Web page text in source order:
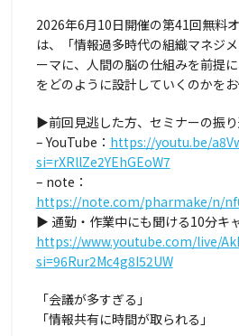
2026年6月10日開催の第41回無料
は、「情報過多時代の組織マネジ
ーマに、人間の脳の仕組みを前提
をどのように設計していくのかをお
▶前回見逃した方、セミナーの振
– YouTube： https://youtu.be/
si=rXRllZe2YEhGEoW7
– note：
https://note.com/pharmake/n/
▶ 通勤・作業中にも聞ける10分キ
https://www.youtube.com/live/
si=96Rur2Mc4g8I52UW
「会議が多すぎる」
「情報共有に時間が取られる」